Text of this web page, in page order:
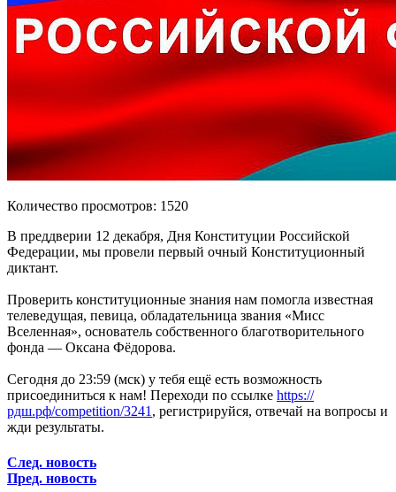
Количество просмотров: 1520
В преддверии 12 декабря, Дня Конституции Российской
Федерации, мы провели первый очный Конституционный
диктант.
Проверить конституционные знания нам помогла известная
телеведущая, певица, обладательница звания «Мисс
Вселенная», основатель собственного благотворительного
фонда — Оксана Фёдорова.
Сегодня до 23:59 (мск) у тебя ещё есть возможность
присоединиться к нам! Переходи по ссылке https://
рдш.рф/competition/3241 , регистрируйся, отвечай на вопросы и
жди результаты.
След. новость
Пред. новость